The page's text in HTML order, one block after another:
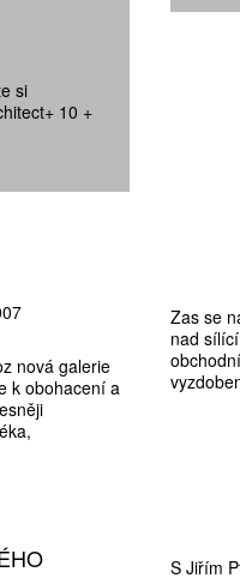
si
10 +
nová galerie
k obohacení a
Zas se
nad
S Jiřím